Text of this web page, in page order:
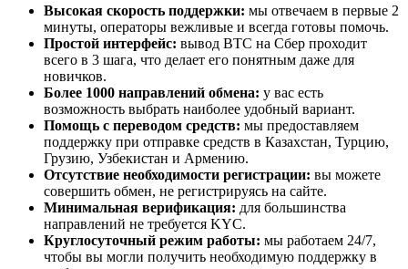
Высокая скорость поддержки: мы отвечаем в первые 2
минуты, операторы вежливые и всегда готовы помочь.
Простой интерфейс: вывод BTC на Сбер проходит
всего в 3 шага, что делает его понятным даже для
новичков.
Более 1000 направлений обмена: у вас есть
возможность выбрать наиболее удобный вариант.
Помощь с переводом средств: мы предоставляем
поддержку при отправке средств в Казахстан, Турцию,
Грузию, Узбекистан и Армению.
Отсутствие необходимости регистрации: вы можете
совершить обмен, не регистрируясь на сайте.
Минимальная верификация: для большинства
направлений не требуется KYC.
Круглосуточный режим работы: мы работаем 24/7,
чтобы вы могли получить необходимую поддержку в